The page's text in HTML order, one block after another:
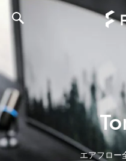
content
エアフロー